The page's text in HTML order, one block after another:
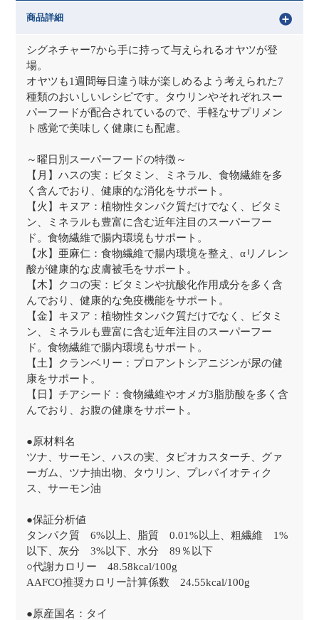
商品詳細
シグネチャー7から手に持って与えられるオヤツが登
場。
オヤツも1週間毎日違う味が楽しめるよう考えられた7
種類のおいしいレシピです。タウリンやそれぞれスー
パーフードが配合されているので、手軽なサプリメン
ト感覚で美味しく健康にも配慮。
～曜日別スーパーフードの特徴～
【月】ハスの実：ビタミン、ミネラル、食物繊維を多
く含んでおり、健康的な消化をサポート。
【火】キヌア：植物性タンパク質だけでなく、ビタミ
ン、ミネラルも豊富に含む近年注目のスーパーフー
ド。食物繊維で腸内環境もサポート。
【水】亜麻仁：食物繊維で腸内環境を整え、αリノレン
酸が健康的な皮膚被毛をサポート。
【木】クコの実：ビタミンや抗酸化作用成分を多く含
んでおり、健康的な免疫機能をサポート。
【金】キヌア：植物性タンパク質だけでなく、ビタミ
ン、ミネラルも豊富に含む近年注目のスーパーフー
ド。食物繊維で腸内環境もサポート。
【土】クランベリー：プロアントシアニジンが尿の健
康をサポート。
【日】チアシード：食物繊維やオメガ3脂肪酸を多く含
んでおり、お腹の健康をサポート。
●原材料名
ツナ、サーモン、ハスの実、タピオカスターチ、グァ
ーガム、ツナ抽出物、タウリン、プレバイオティク
ス、サーモン油
●保証分析値
タンパク質 6%以上、脂質 0.01%以上、粗繊維 1%
以下、灰分 3%以下、水分 89％以下
○代謝カロリー 48.58kcal/100g
AAFCO推奨カロリー計算係数 24.55kcal/100g
●原産国名：タイ